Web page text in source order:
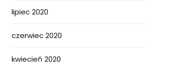
lipiec 2020
czerwiec 2020
kwiecień 2020